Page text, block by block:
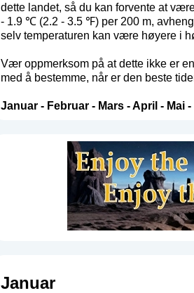
dette landet, så du kan forvente at
- 1.9 ℃ (2.2 - 3.5 ℉) per 200 m,
selv temperaturen kan være høyere i
Vær oppmerksom på at dette ikke er
med å bestemme, når er den beste
Januar- Februar- Mars-April - Mai-
Januar